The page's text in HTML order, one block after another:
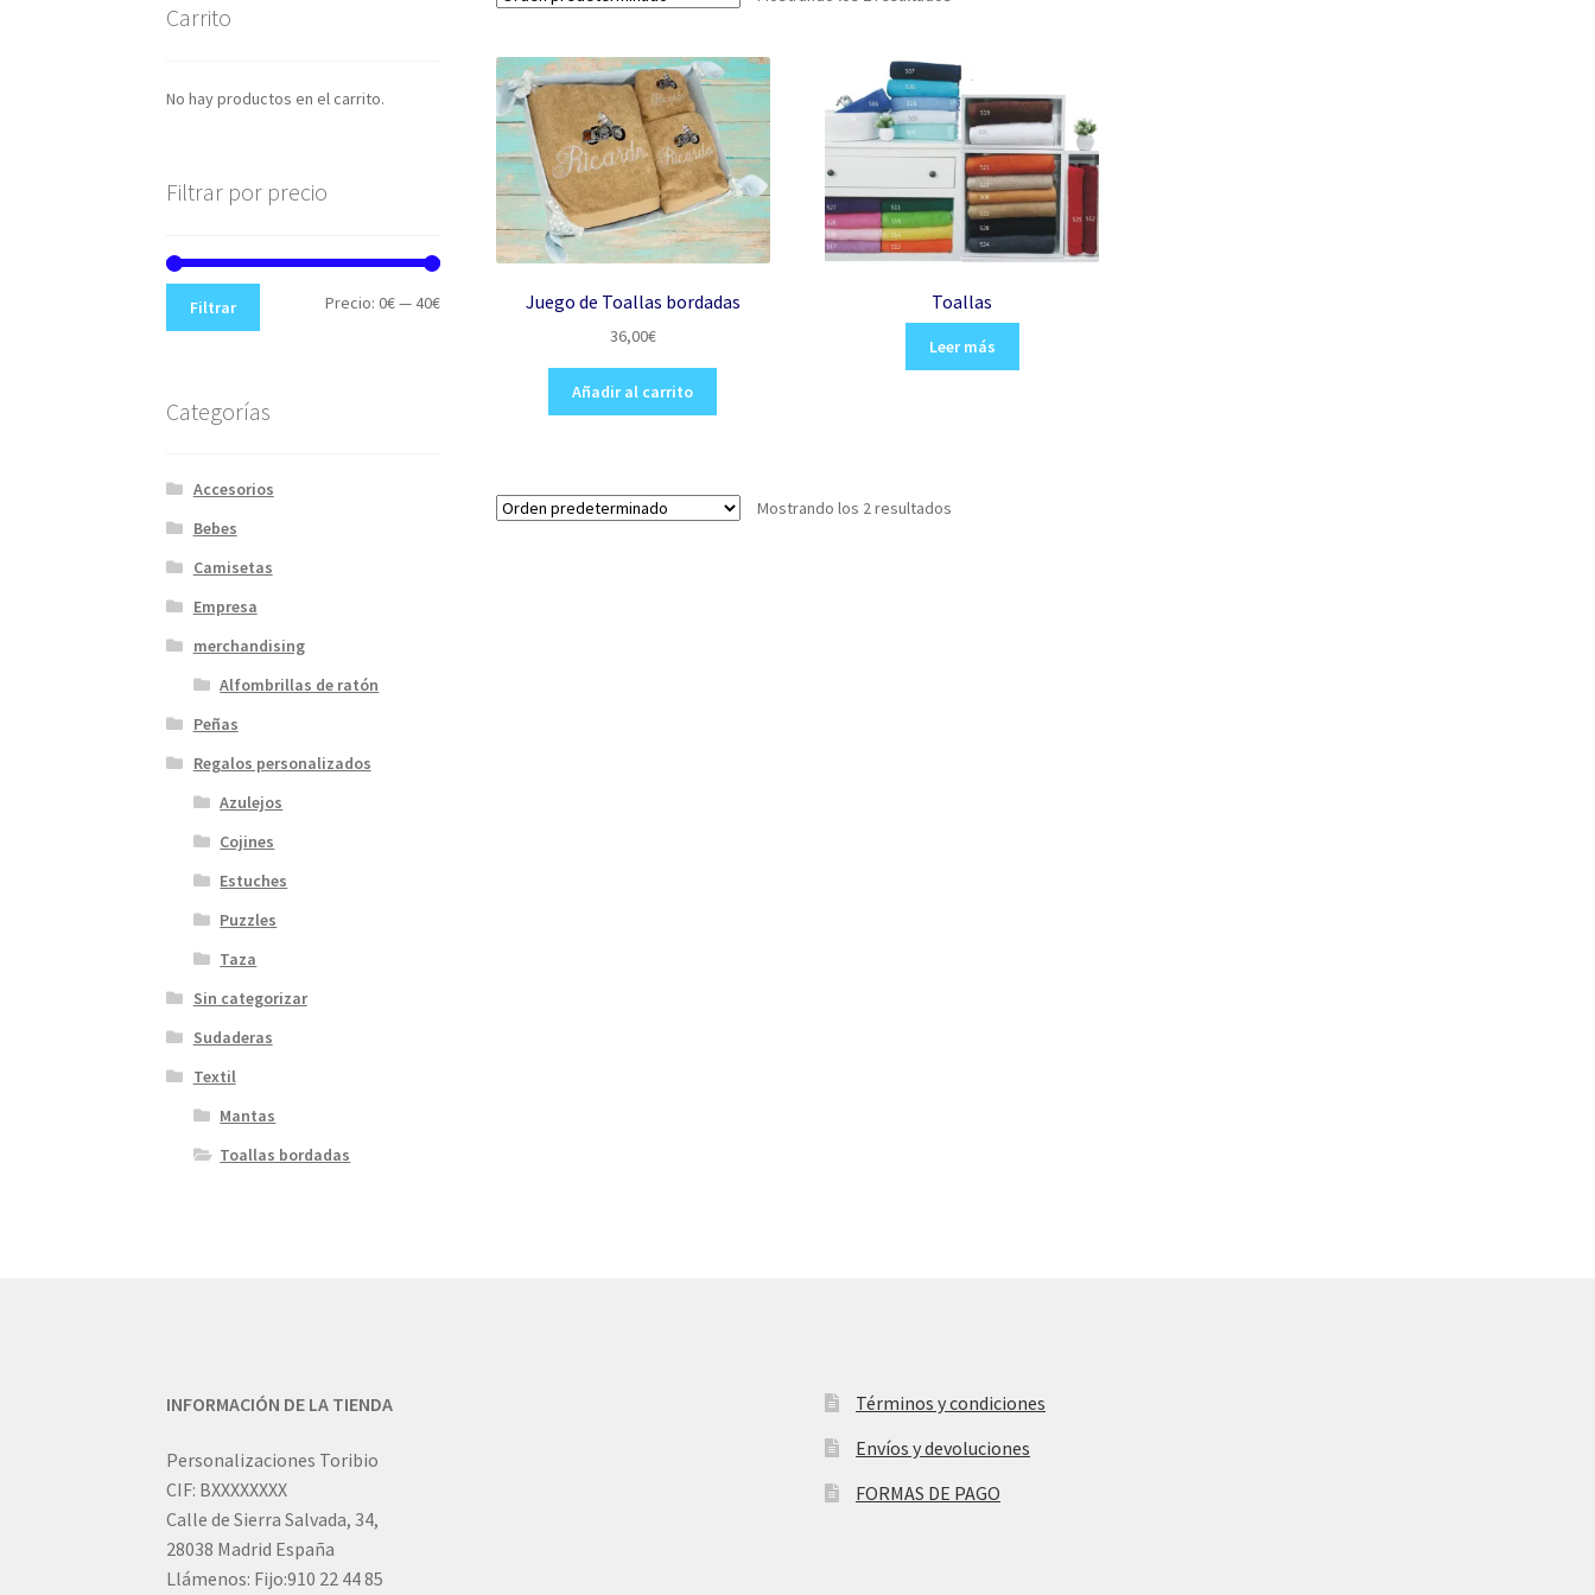
Juego de Toallas bordadas
36,00€
Añadir al carrito
Toallas
Leer más
Mostrando los 2 resultados
Carrito
No hay productos en el carrito.
Filtrar por precio
Precio
Precio
Filtrar Precio:0€—40€
Categorías
Accesorios
Bebes
Camisetas
Empresa
merchandising
Alfombrillas de ratón
Peñas
Regalos personalizados
Azulejos
Cojines
Estuches
Puzzles
Taza
Sin categorizar
Sudaderas
Textil
Mantas
Toallas bordadas
INFORMACIÓN DE LA TIENDA
Personalizaciones Toribio
CIF: BXXXXXXXX
Calle de Sierra Salvada, 34,
28038 Madrid España
Llámenos: Fijo:910 22 44 85
Términos y condiciones
Envíos y devoluciones
FORMAS DE PAGO